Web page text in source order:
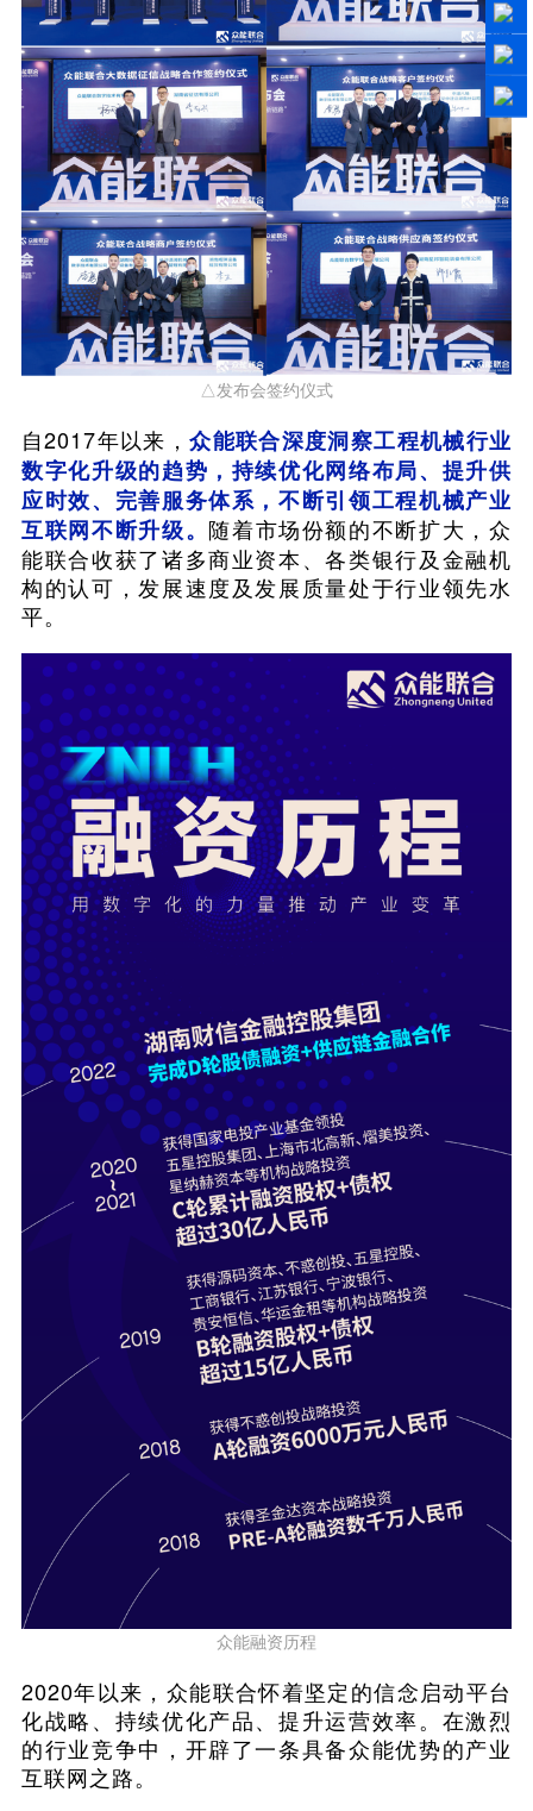
△发布会签约仪式
自2017年以来，众能联合深度洞察工程机械行业
数字化升级的趋势，持续优化网络布局、提升供
应时效、完善服务体系，不断引领工程机械产业
互联网不断升级。 随着市场份额的不断扩大，众
能联合收获了诸多商业资本、各类银行及金融机
构的认可，发展速度及发展质量处于行业领先水
平。
众能融资历程
2020年以来，众能联合怀着坚定的信念启动平台
化战略、持续优化产品、提升运营效率。在激烈
的行业竞争中，开辟了一条具备众能优势的产业
互联网之路。